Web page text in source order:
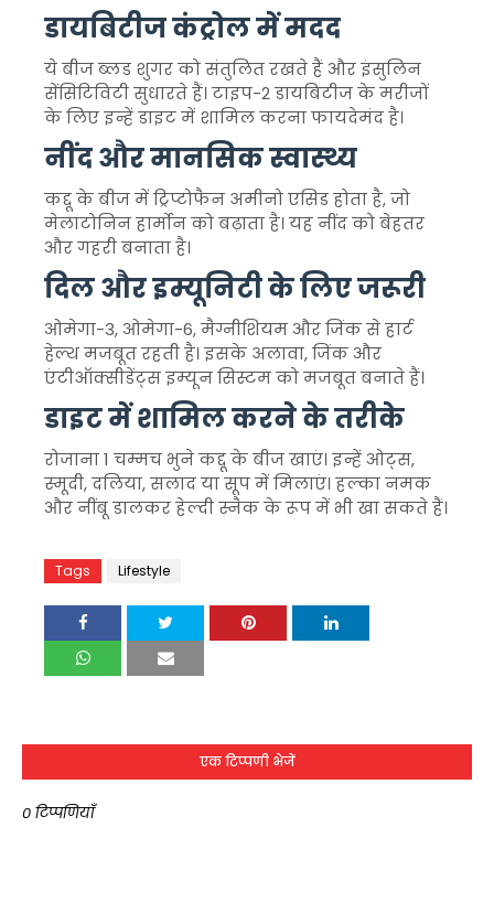
डायबिटीज कंट्रोल में मदद
ये बीज ब्लड शुगर को संतुलित रखते हैं और इंसुलिन
सेंसिटिविटी सुधारते हैं। टाइप-2 डायबिटीज के मरीजों
के लिए इन्हें डाइट में शामिल करना फायदेमंद है।
नींद और मानसिक स्वास्थ्य
कद्दू के बीज में ट्रिप्टोफैन अमीनो एसिड होता है, जो
मेलाटोनिन हार्मोन को बढ़ाता है। यह नींद को बेहतर
और गहरी बनाता है।
दिल और इम्यूनिटी के लिए जरूरी
ओमेगा-3, ओमेगा-6, मैग्नीशियम और जिंक से हार्ट
हेल्थ मजबूत रहती है। इसके अलावा, जिंक और
एंटीऑक्सीडेंट्स इम्यून सिस्टम को मजबूत बनाते हैं।
डाइट में शामिल करने के तरीके
रोजाना 1 चम्मच भुने कद्दू के बीज खाएं। इन्हें ओट्स,
स्मूदी, दलिया, सलाद या सूप में मिलाएं। हल्का नमक
और नींबू डालकर हेल्दी स्नैक के रूप में भी खा सकते हैं।
Tags Lifestyle
एक टिप्पणी भेजें
0 टिप्पणियाँ